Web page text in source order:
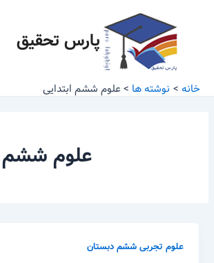
پارس تحقیق
خانه نوشته ها علوم ششم ابتدایی
علوم ششم
علوم تجربی ششم دبستان